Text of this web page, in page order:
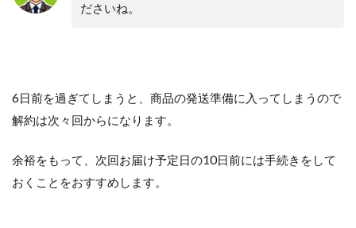
ださいね。
6日前を過ぎてしまうと、商品の発送準備に入ってしまうので
解約は次々回からになります。
余裕をもって、次回お届け予定日の10日前には手続きをして
おくことをおすすめします。